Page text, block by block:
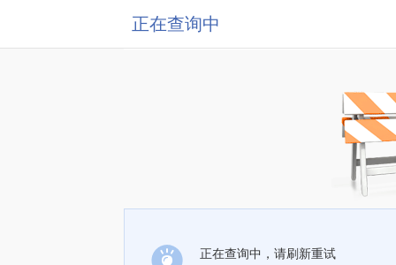
正在查询中
正在查询中，请刷新重试